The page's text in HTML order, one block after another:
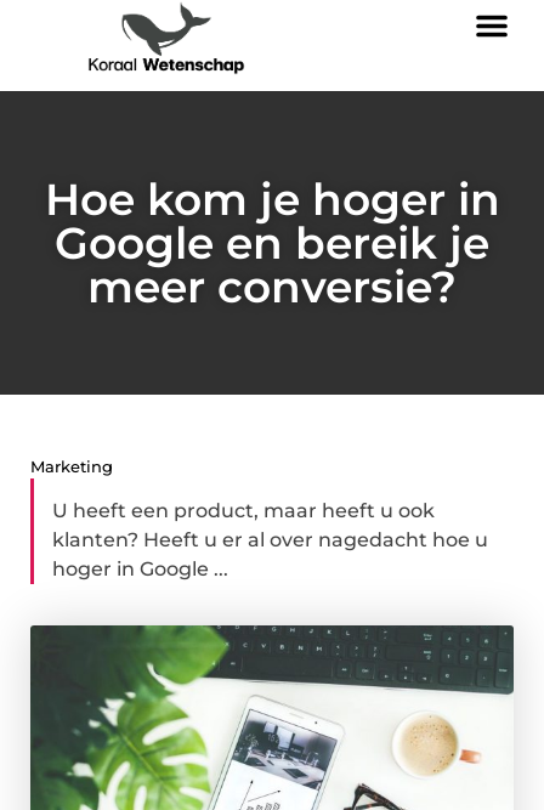
Hoe kom je hoger in
Google en bereik je
meer conversie?
Marketing
U heeft een product, maar heeft u ook
klanten? Heeft u er al over nagedacht hoe u
hoger in Google ...